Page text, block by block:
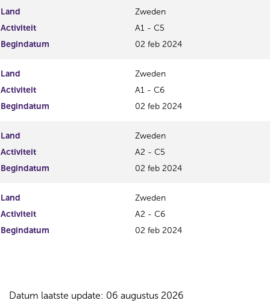
Land
Zweden
Activiteit
A1 - C5
Begindatum
02 feb 2024
Land
Zweden
Activiteit
A1 - C6
Begindatum
02 feb 2024
Land
Zweden
Activiteit
A2 - C5
Begindatum
02 feb 2024
Land
Zweden
Activiteit
A2 - C6
Begindatum
02 feb 2024
Datum laatste update: 06 augustus 2026